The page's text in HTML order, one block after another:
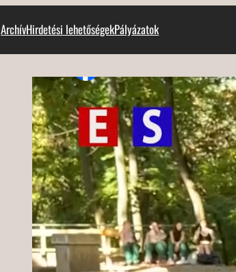
ArchívHirdetési lehetőségekPályázatok